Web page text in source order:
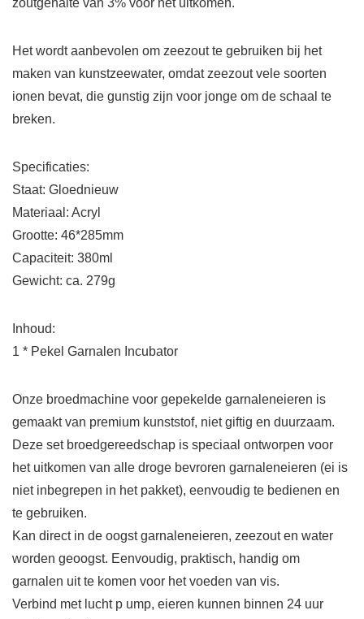
zoutgehalte van 3% voor het uitkomen.
Het wordt aanbevolen om zeezout te gebruiken bij het
maken van kunstzeewater, omdat zeezout vele soorten
ionen bevat, die gunstig zijn voor jonge om de schaal te
breken.
Specificaties:
Staat: Gloednieuw
Materiaal: Acryl
Grootte: 46*285mm
Capaciteit: 380ml
Gewicht: ca. 279g
Inhoud:
1 * Pekel Garnalen Incubator
Onze broedmachine voor gepekelde garnaleneieren is
gemaakt van premium kunststof, niet giftig en duurzaam.
Deze set broedgereedschap is speciaal ontworpen voor
het uitkomen van alle droge bevroren garnaleneieren (ei is
niet inbegrepen in het pakket), eenvoudig te bedienen en
te gebruiken.
Kan direct in de oogst garnaleneieren, zeezout en water
worden geoogst. Eenvoudig, praktisch, handig om
garnalen uit te komen voor het voeden van vis.
Verbind met lucht p ump, eieren kunnen binnen 24 uur